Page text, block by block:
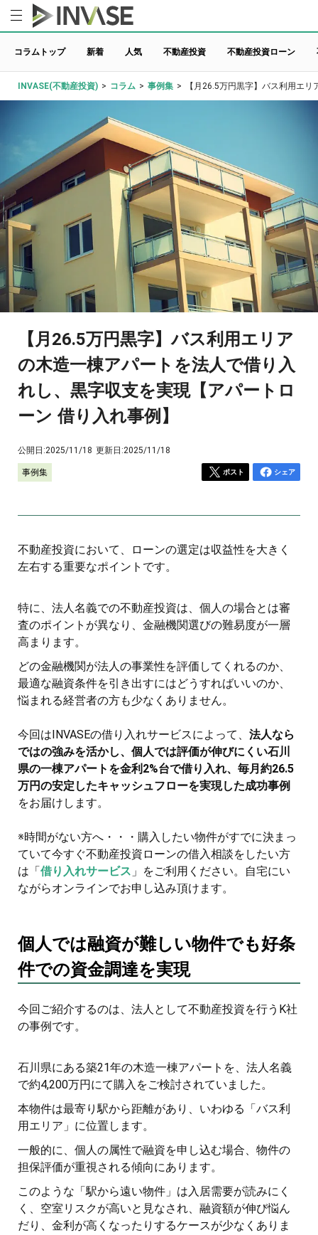
コラムトップ 新着 人気 不動産投資 不動産投資ローン
INVASE(不動産投資) > コラム > 事例集 > 【月26.5万円黒字】バス利用エ
【月26.5万円黒字】バス利用エリア
の木造一棟アパートを法人で借り入
れし、黒字収支を実現【アパートロ
ーン 借り入れ事例】
公開日:2025/11/18 更新日:2025/11/18
事例集 ポスト シェア
不動産投資において、ローンの選定は収益性を大きく
左右する重要なポイントです。
特に、法人名義での不動産投資は、個人の場合とは審
査のポイントが異なり、金融機関選びの難易度が一層
高まります。
どの金融機関が法人の事業性を評価してくれるのか、
最適な融資条件を引き出すにはどうすればいいのか、
悩まれる経営者の方も少なくありません。
今回はINVASEの借り入れサービスによって、 法人なら
ではの強みを活かし、個人では評価が伸びにくい石川
県の一棟アパートを金利2%台で借り入れ、毎月約26.5
万円の安定したキャッシュフローを実現した成功事例
をお届けします。
※時間がない方へ・・・購入したい物件がすでに決まっ
ていて今すぐ不動産投資ローンの借入相談をしたい方
は「 借り入れサービス 」をご利用ください。自宅にい
ながらオンラインでお申し込み頂けます。
個人では融資が難しい物件でも好条
件での資金調達を実現
今回ご紹介するのは、法人として不動産投資を行うK社
の事例です。
石川県にある築21年の木造一棟アパートを、法人名義
で約4,200万円にて購入をご検討されていました。
本物件は最寄り駅から距離があり、いわゆる「バス利
用エリア」に位置します。
一般的に、個人の属性で融資を申し込む場合、物件の
担保評価が重視される傾向にあります。
このような「駅から遠い物件」は入居需要が読みにく
く、空室リスクが高いと見なされ、融資額が伸び悩ん
だり、金利が高くなったりするケースが少なくありま